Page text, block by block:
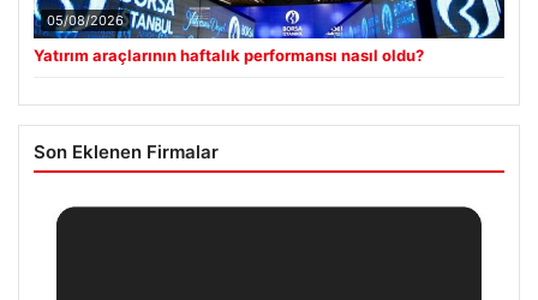
05/08/2026
Yatırım araçlarının haftalık performansı nasıl oldu?
Son Eklenen Firmalar